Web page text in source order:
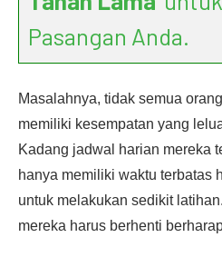
Pasangan Anda.
Masalahnya, tidak semua
memiliki kesempatan yang
Kadang jadwal harian mereka
hanya memiliki waktu terbatas
untuk melakukan sedikit
mereka harus berhenti